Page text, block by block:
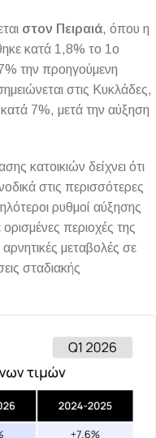
στον Πειραιά, όπου η
κατά 1,8% το 1ο
την προηγούμενη
στις Κυκλάδες,
7%, μετά την αύξηση
κατοικιών δείχνει ότι
στις περισσότερες
ρυθμοί αύξησης
περιοχές της
μεταβολές σε
σταδιακής